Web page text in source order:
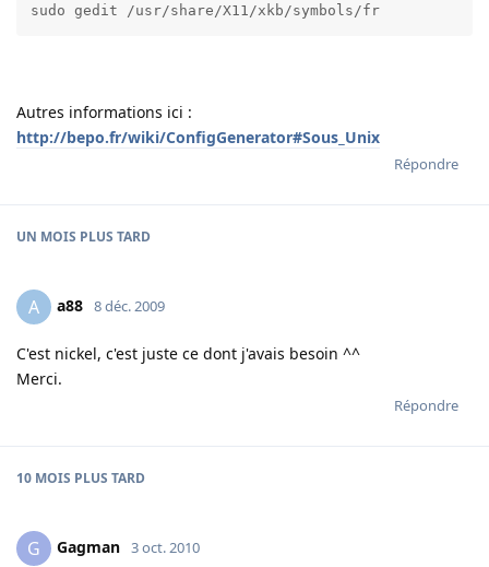
sudo gedit /usr/share/X11/xkb/symbols/fr
Autres informations ici :
http://bepo.fr/wiki/ConfigGenerator#Sous_Unix
Répondre
UN MOIS PLUS TARD
A a88 8 déc. 2009
C'est nickel, c'est juste ce dont j'avais besoin ^^
Merci.
Répondre
10 MOIS PLUS TARD
G Gagman 3 oct. 2010